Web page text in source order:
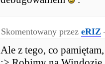
Skomentowany przez eRIZ
Ale z tego, co